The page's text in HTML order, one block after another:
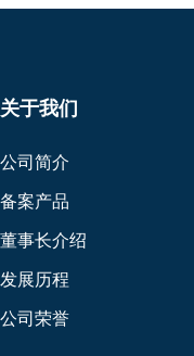
关于我们
公司简介
备案产品
董事长介绍
发展历程
公司荣誉